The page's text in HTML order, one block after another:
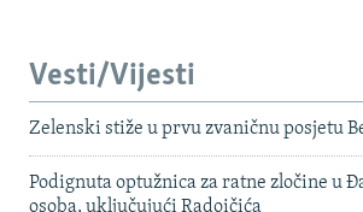
Vesti/Vijesti
Zelenski stiže u prvu zvaničnu posjetu
Podignuta optužnica za ratne zločine u
osoba, uključujući Radoičića